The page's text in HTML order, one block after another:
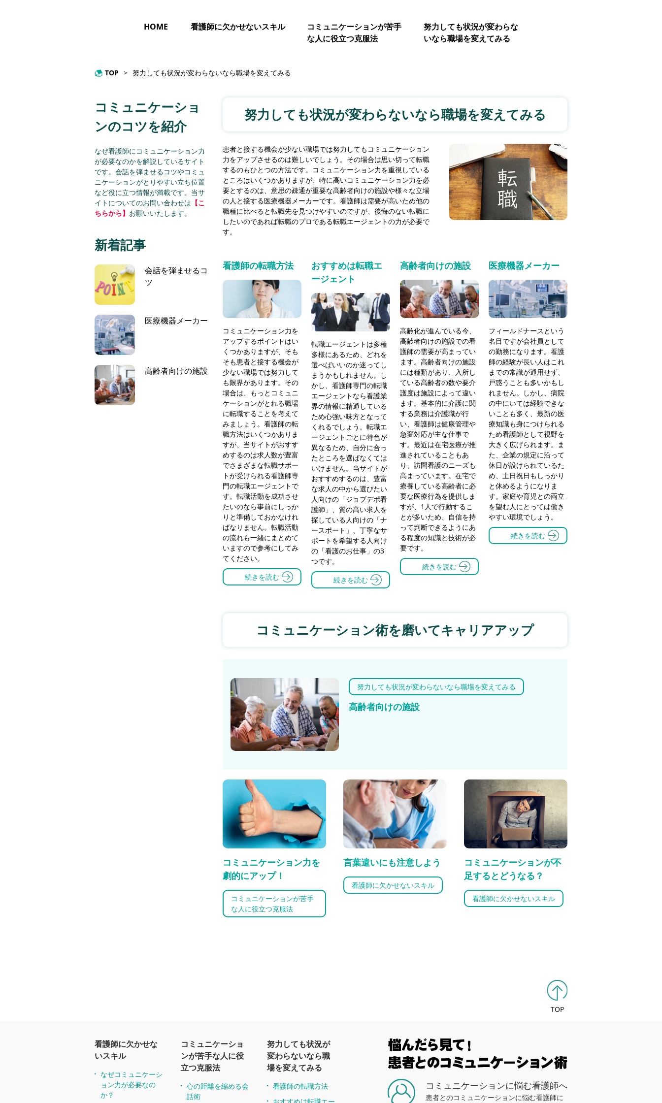
HOME 看護師に欠かせないスキル
コミュニケーションが苦手
な人に役立つ克服法
努力しても状況が変わらな
いなら職場を変えてみる
TOP > 努力しても状況が変わらないなら職場を変えてみる
努力しても状況が変わらないなら職場を変えてみる
患者と接する機会が少ない職場では努力してもコミュニケーション
力をアップさせるのは難しいでしょう。その場合は思い切って転職
するのもひとつの方法です。コミュニケーション力を重視している
ところはいくつかありますが、特に高いコミュニケーション力を必
要とするのは、意思の疎通が重要な高齢者向けの施設や様々な立場
の人と接する医療機器メーカーです。看護師は需要が高いため他の
職種に比べると転職先を見つけやすいのですが、後悔のない転職に
したいのであれば転職のプロである転職エージェントの力が必要で
す。
看護師の転職方法
コミュニケーション力を
アップするポイントはい
くつかありますが、そも
そも患者と接する機会が
少ない職場では努力して
も限界があります。その
場合は、もっとコミュニ
ケーションがとれる職場
に転職することを考えて
みましょう。看護師の転
職方法はいくつかありま
すが、当サイトがおすす
めするのは求人数が豊富
でさまざまな転職サポー
トが受けられる看護師専
門の転職エージェントで
す。転職活動を成功させ
たいのなら事前にしっか
りと準備しておかなけれ
ばなりません。転職活動
の流れも一緒にまとめて
いますので参考にしてみ
てください。
続きを読む
おすすめは転職エ
ージェント
転職エージェントは多種
多様にあるため、どれを
選べばいいのか迷ってし
まうかもしれません。し
かし、看護師専門の転職
エージェントなら看護業
界の情報に精通している
ため心強い味方となって
くれるでしょう。転職エ
ージェントごとに特色が
異なるため、自分に合っ
たところを選ばなくては
いけません。当サイトが
おすすめするのは、豊富
な求人の中から選びたい
人向けの「ジョブデポ看
護師」、質の高い求人を
探している人向けの「ナ
ースポート」、丁寧なサ
ポートを希望する人向け
の「看護のお仕事」の3
つです。
続きを読む
高齢者向けの施設
高齢化が進んでいる今、
高齢者向けの施設での看
護師の需要が高まってい
ます。高齢者向けの施設
には種類があり、入所し
ている高齢者の数や要介
護度は施設によって違い
ます。基本的に介護に関
する業務は介護職が行
い、看護師は健康管理や
急変対応が主な仕事で
す。最近は在宅医療が推
進されていることもあ
り、訪問看護のニーズも
高まっています。在宅で
療養している高齢者に必
要な医療行為を提供しま
すが、1人で行動するこ
とが多いため、自信を持
って判断できるようにあ
る程度の知識と技術が必
要です。
続きを読む
医療機器メーカー
フィールドナースという
名目ですが会社員として
の勤務になります。看護
師の経験が長い人はこれ
までの常識が通用せず、
戸惑うことも多いかもし
れません。しかし、病院
の中にいては経験できな
いことも多く、最新の医
療知識も身につけられる
ため看護師として視野を
大きく広げられます。ま
た、企業の規定に沿って
休日が設けられているた
め、土日祝日もしっかり
と休めるようになりま
す。家庭や育児との両立
を望む人にとっては働き
やすい環境でしょう。
続きを読む
コミュニケーション術を磨いてキャリアアップ
努力しても状況が変わらないなら職場を変えてみる
高齢者向けの施設
コミュニケーション力を
劇的にアップ！
コミュニケーションが苦手
な人に役立つ克服法
言葉遣いにも注意しよう
看護師に欠かせないスキル
コミュニケーションが不
足するとどうなる？
看護師に欠かせないスキル
コミュニケーショ
ンのコツを紹介
なぜ看護師にコミュニケーション力
が必要なのかを解説しているサイト
です。会話を弾ませるコツやコミュ
ニケーションがとりやすい立ち位置
など役に立つ情報が満載です。当サ
イトについてのお問い合わせは 【こ
ちらから】 お願いいたします。
新着記事
会話を弾ませるコ
ツ
医療機器メーカー
高齢者向けの施設
TOP
看護師に欠かせな
いスキル
なぜコミュニケーシ
ョン力が必要なの
か？
コミュニケーショ
ンが苦手な人に役
立つ克服法
心の距離を縮める会
話術
努力しても状況が
変わらないなら職
場を変えてみる
看護師の転職方法
コミュニケーションに悩む看護師へ
患者とのコミュニケーションに悩む看護師に